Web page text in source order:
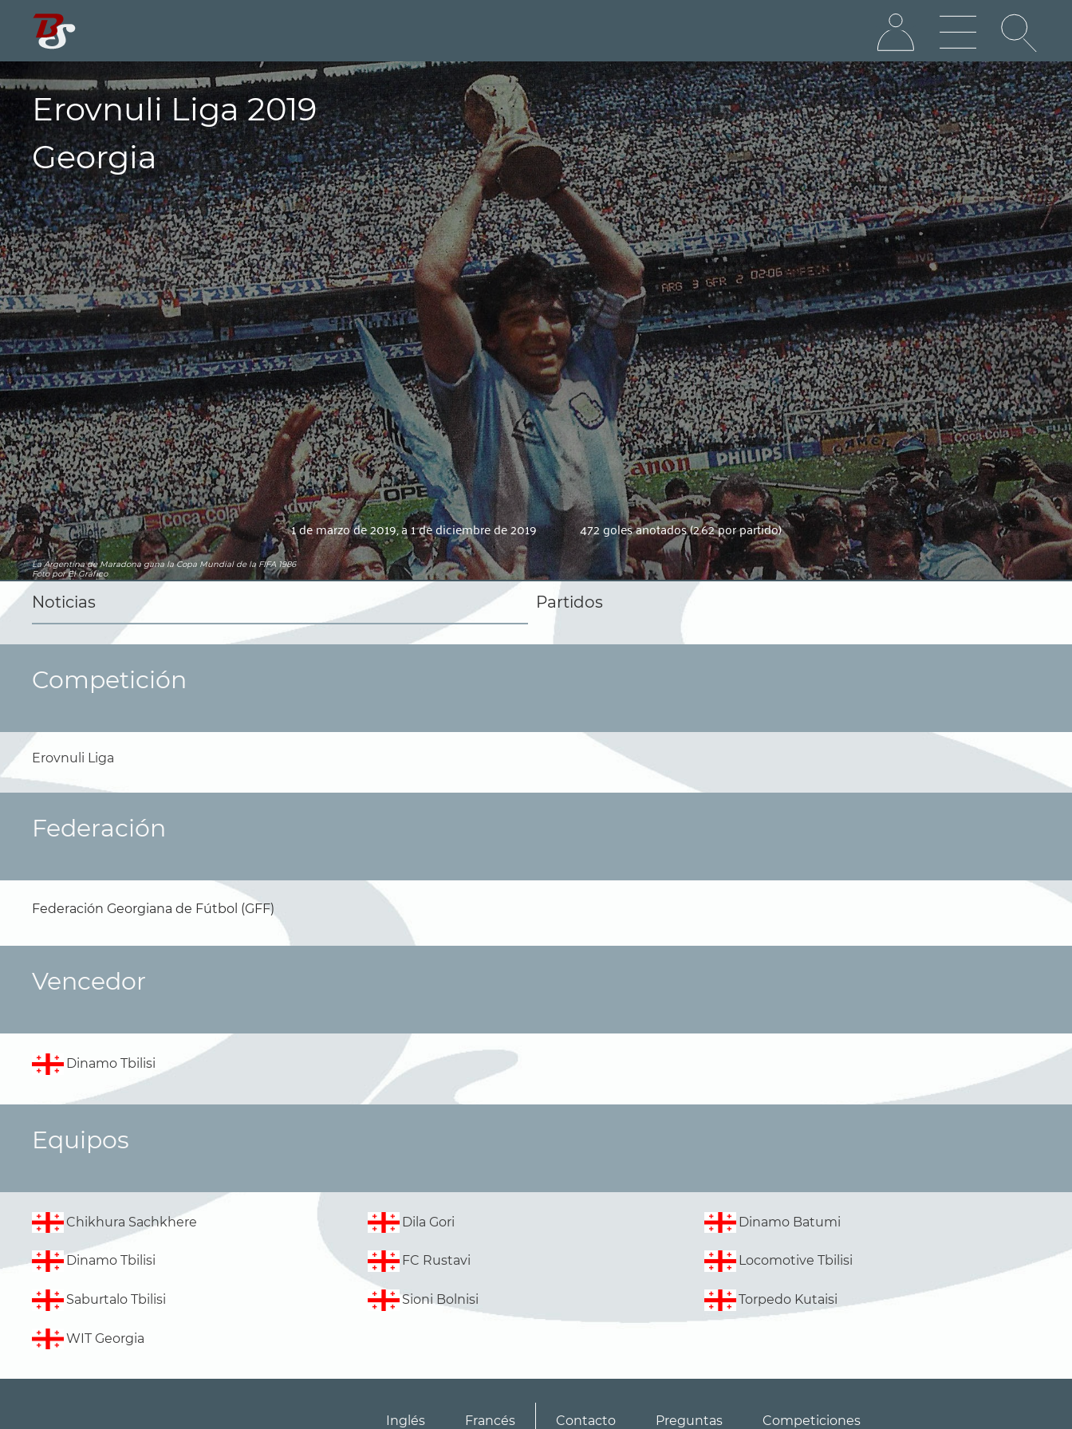
Erovnuli Liga 2019
Georgia
1 de marzo de 2019, a 1 de diciembre de 2019 472 goles anotados (2.62 por partido)
La Argentina de Maradona gana la Copa Mundial de la FIFA 1986
Foto por El Gráfico
Noticias Partidos
Competición
Erovnuli Liga
Federación
Federación Georgiana de Fútbol (GFF)
Vencedor
Dinamo Tbilisi
Equipos
Chikhura Sachkhere Dila Gori Dinamo Batumi
Dinamo Tbilisi FC Rustavi Locomotive Tbilisi
Saburtalo Tbilisi Sioni Bolnisi Torpedo Kutaisi
WIT Georgia
Francés
Inglés Contacto Preguntas Competiciones